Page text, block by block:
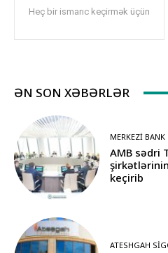
Heç bir ismarıc keçirmək üçün
ƏN SON XƏBƏRLƏR
MERKEZI BANK
AMB sədri
keçirib
ATESHGAH